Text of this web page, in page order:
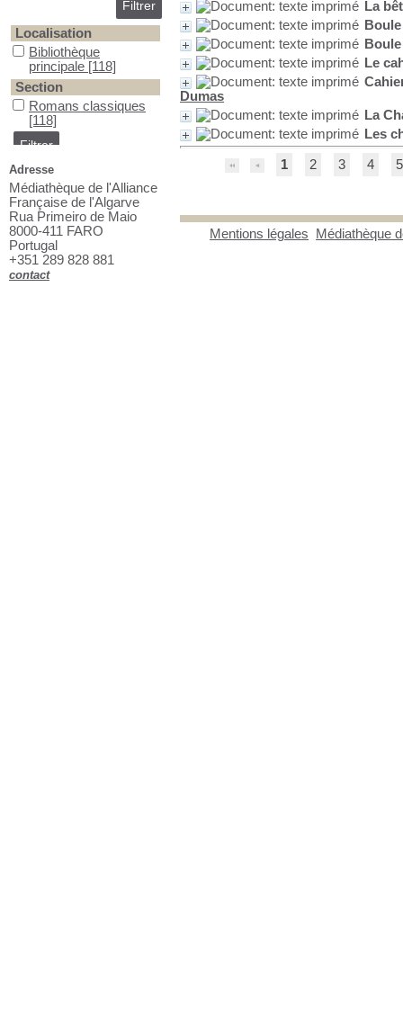
La
Le
Dumas
La
Les
1 2 3 4 5
Mentions légales Médiathèque
Localisation
Bibliothèque principale
Bibliothèque
principale [118]
Section
Romans classiques
Romans classiques
[118]
Adresse
Médiathèque de l'Alliance
Française de l'Algarve
Rua Primeiro de Maio
8000-411 FARO
Portugal
+351 289 828 881
contact